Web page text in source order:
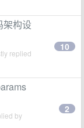
架构设
replied
10
by
2